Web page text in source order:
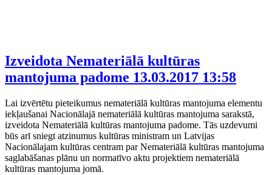
Izveidota Nemateriālā kultūras
mantojuma padome 13.03.2017 13:58
Lai izvērtētu pieteikumus nemateriālā kultūras mantojuma elementu
iekļaušanai Nacionālajā nemateriālā kultūras mantojuma sarakstā,
izveidota Nemateriālā kultūras mantojuma padome. Tās uzdevumi
būs arī sniegt atzinumus kultūras ministram un Latvijas
Nacionālajam kultūras centram par Nemateriālā kultūras mantojuma
saglabāšanas plānu un normatīvo aktu projektiem nemateriālā
kultūras mantojuma jomā.